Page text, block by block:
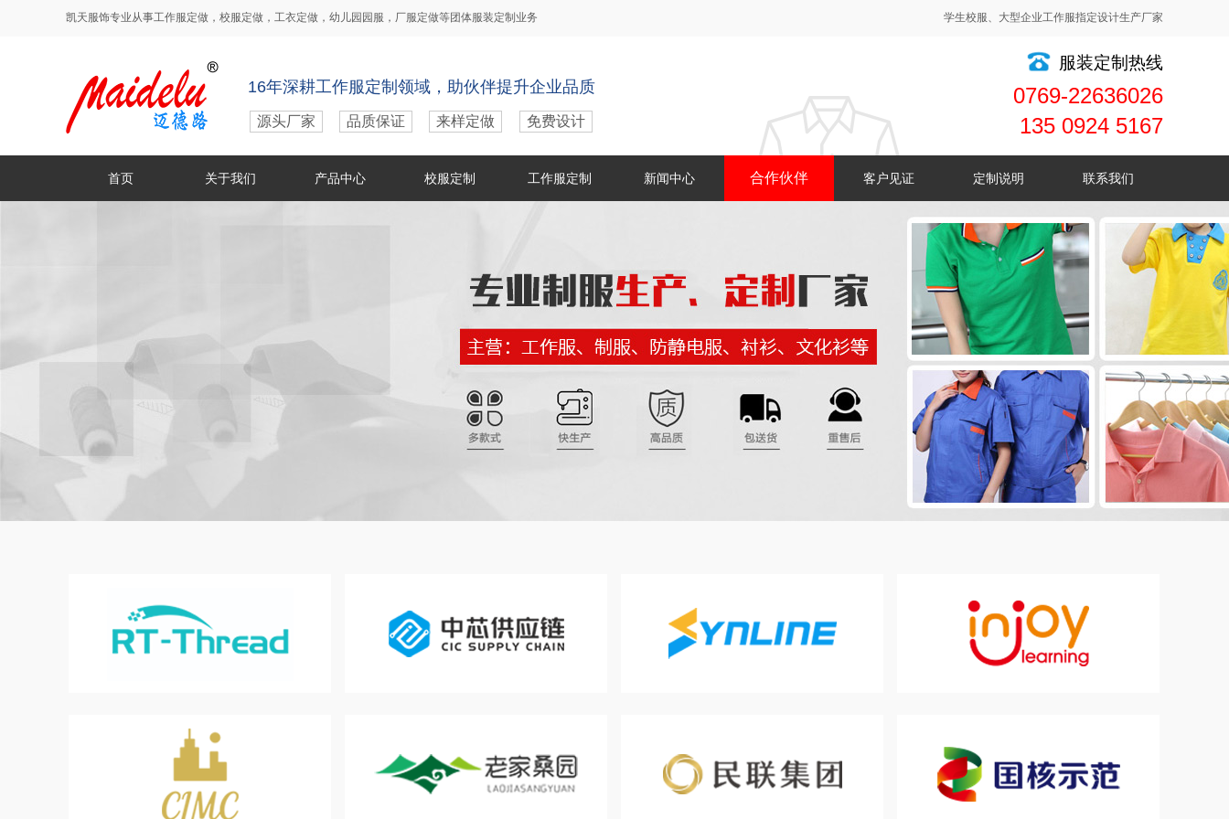
凯天服饰专业从事工作服定做 ， 校服定做 ， 工衣定做 ， 幼儿园园服 ， 厂服定做等团体服装定制业务 学生校服、大型企业工作服指定设计生产厂家
服装定制热线
0769-22636026
135 0924 5167
源头厂家 来样定做 免费设计
品质保证
16年深耕工作服定制领域，助伙伴提升企业品质
首页 关于我们 产品中心 校服定制 工作服定制 新闻中心 合作伙伴 客户见证 定制说明 联系我们